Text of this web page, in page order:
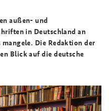
Vorausschau
Sicherheitspolitik
Sicherheitspolitik
zur Sicherheitspolitik
von BAKS-Angehörigen
andere Medienanfragen
außen- und
in Deutschland an
Die Redaktion der
Blick auf die deutsche